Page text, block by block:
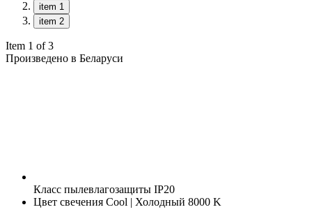
item 1
item 2
Item 1 of 3
Произведено в Беларуси
Класс пылевлагозащиты IP20
Цвет свечения Cool | Холодный 8000 K